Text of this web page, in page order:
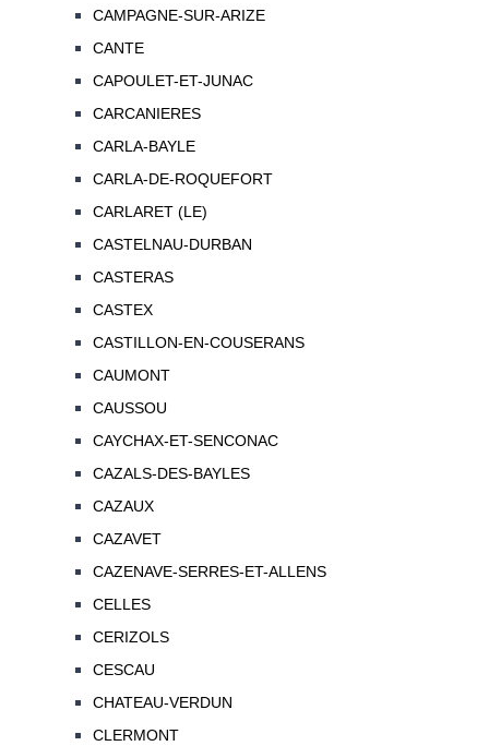
CAMPAGNE-SUR-ARIZE
CANTE
CAPOULET-ET-JUNAC
CARCANIERES
CARLA-BAYLE
CARLA-DE-ROQUEFORT
CARLARET (LE)
CASTELNAU-DURBAN
CASTERAS
CASTEX
CASTILLON-EN-COUSERANS
CAUMONT
CAUSSOU
CAYCHAX-ET-SENCONAC
CAZALS-DES-BAYLES
CAZAUX
CAZAVET
CAZENAVE-SERRES-ET-ALLENS
CELLES
CERIZOLS
CESCAU
CHATEAU-VERDUN
CLERMONT